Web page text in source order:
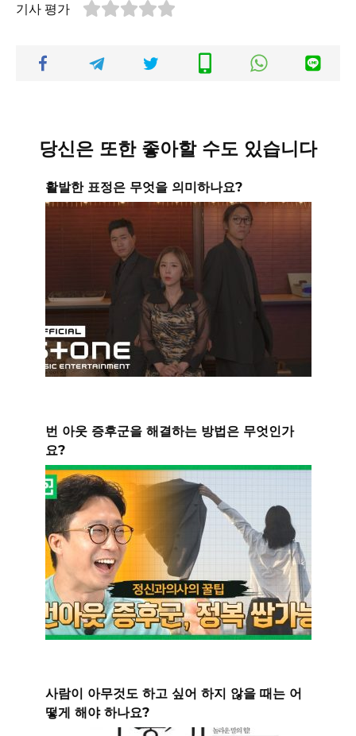
기사 평가
당신은 또한 좋아할 수도 있습니다
활발한 표정은 무엇을 의미하나요?
번 아웃 증후군을 해결하는 방법은 무엇인가
요?
사람이 아무것도 하고 싶어 하지 않을 때는 어
떻게 해야 하나요?